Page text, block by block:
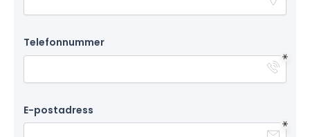
Telefonnummer
E-postadress